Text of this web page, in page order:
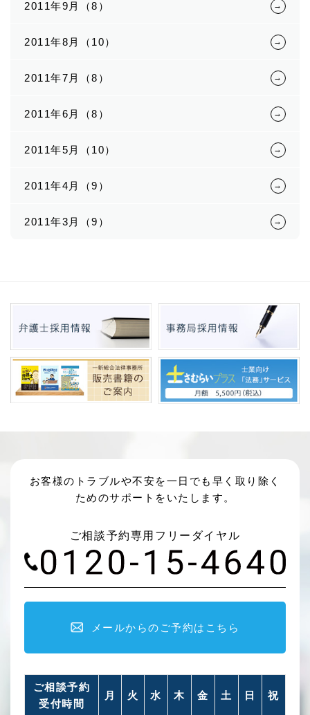
2011年9月（8）
2011年8月（10）
2011年7月（8）
2011年6月（8）
2011年5月（10）
2011年4月（9）
2011年3月（9）
お客様のトラブルや不安を一日でも早く取り除く
ためのサポートをいたします。
ご相談予約専用フリーダイヤル
メールからのご予約はこちら
ご相談予約
受付時間
月 火 水 木 金 土 日 祝